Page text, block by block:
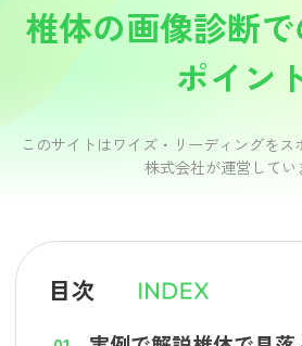
椎体の画像診断
ポイン
このサイトはワイズ・リーディングを
株式会社が運営してい
目次